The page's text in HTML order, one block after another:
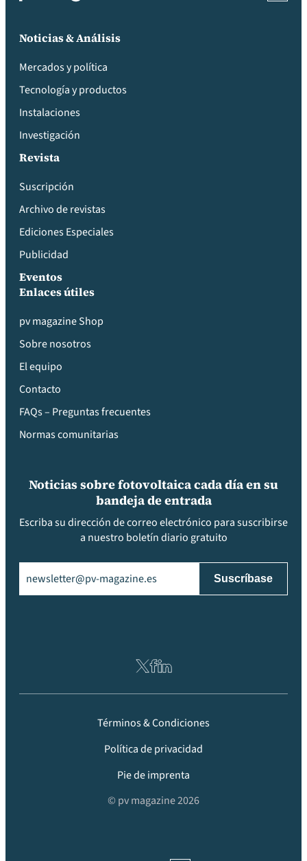
Noticias & Análisis
Mercados y política
Tecnología y productos
Instalaciones
Investigación
Revista
Suscripción
Archivo de revistas
Ediciones Especiales
Publicidad
Eventos
Enlaces útiles
pv magazine Shop
Sobre nosotros
El equipo
Contacto
FAQs – Preguntas frecuentes
Normas comunitarias
Noticias sobre fotovoltaica cada día en su
bandeja de entrada
Escriba su dirección de correo electrónico para suscribirse
a nuestro boletín diario gratuito
Términos & Condiciones
Política de privacidad
Pie de imprenta
© pv magazine 2026